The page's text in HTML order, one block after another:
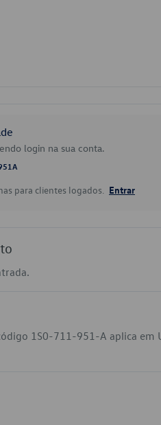
login na sua conta.
para clientes logados. Entrar
1S0-711-951-A aplica em